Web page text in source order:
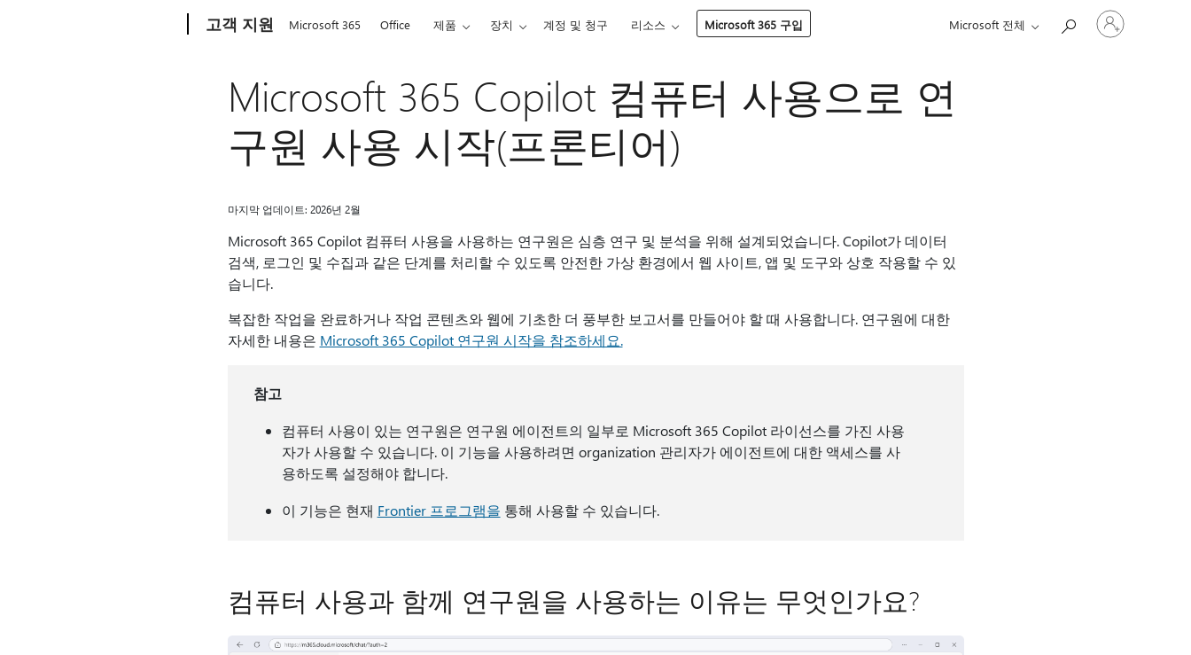
고객 지원 Microsoft 365 Office 제품 장치 계정 및 청구 리소스 Microsoft 365 구입 Microsoft 전체
하
Microsoft 365 Copilot 컴퓨터 사용으로 연
구원 사용 시작(프론티어)
마지막 업데이트: 2026년 2월
Microsoft 365 Copilot 컴퓨터 사용을 사용하는 연구원은 심층 연구 및 분석을 위해 설계되었습니다. Copilot가 데이터
검색, 로그인 및 수집과 같은 단계를 처리할 수 있도록 안전한 가상 환경에서 웹 사이트, 앱 및 도구와 상호 작용할 수 있
습니다.
복잡한 작업을 완료하거나 작업 콘텐츠와 웹에 기초한 더 풍부한 보고서를 만들어야 할 때 사용합니다. 연구원에 대한
자세한 내용은 Microsoft 365 Copilot 연구원 시작을 참조하세요.
참고
컴퓨터 사용이 있는 연구원은 연구원 에이전트의 일부로 Microsoft 365 Copilot 라이선스를 가진 사용
자가 사용할 수 있습니다. 이 기능을 사용하려면 organization 관리자가 에이전트에 대한 액세스를 사
용하도록 설정해야 합니다.
이 기능은 현재 Frontier 프로그램을 통해 사용할 수 있습니다.
컴퓨터 사용과 함께 연구원을 사용하는 이유는 무엇인가요?